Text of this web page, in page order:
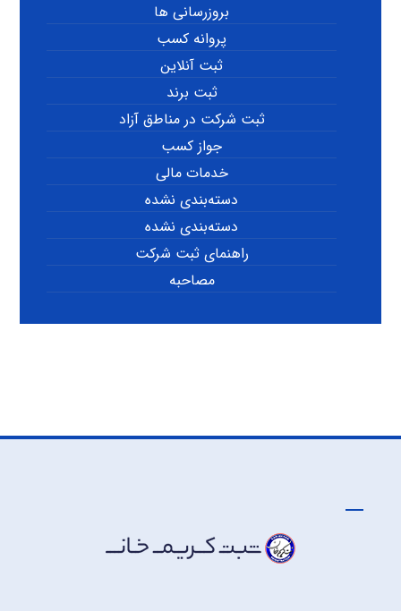
بروزرسانی ها
پروانه کسب
ثبت آنلاین
ثبت برند
ثبت شرکت در مناطق آزاد
جواز کسب
خدمات مالی
دسته‌بندی نشده
دسته‌بندی نشده
راهنمای ثبت شرکت
مصاحبه